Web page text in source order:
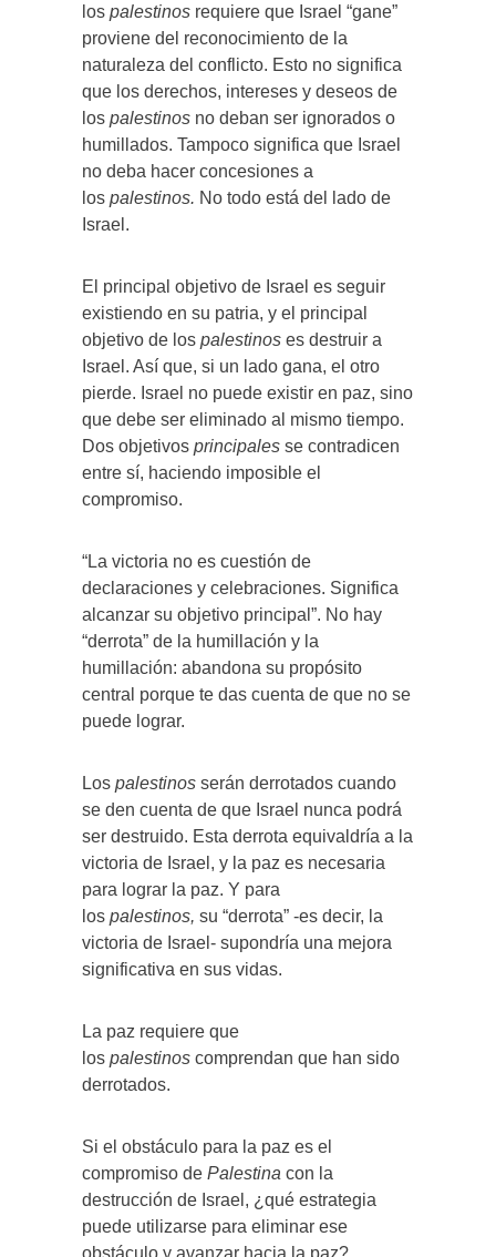
los palestinos requiere que Israel “gane”
proviene del reconocimiento de la
naturaleza del conflicto. Esto no significa
que los derechos, intereses y deseos de
los palestinos no deban ser ignorados o
humillados. Tampoco significa que Israel
no deba hacer concesiones a
los palestinos. No todo está del lado de
Israel.
El principal objetivo de Israel es seguir
existiendo en su patria, y el principal
objetivo de los palestinos es destruir a
Israel. Así que, si un lado gana, el otro
pierde. Israel no puede existir en paz, sino
que debe ser eliminado al mismo tiempo.
Dos objetivos principales se contradicen
entre sí, haciendo imposible el
compromiso.
“La victoria no es cuestión de
declaraciones y celebraciones. Significa
alcanzar su objetivo principal”. No hay
“derrota” de la humillación y la
humillación: abandona su propósito
central porque te das cuenta de que no se
puede lograr.
Los palestinos serán derrotados cuando
se den cuenta de que Israel nunca podrá
ser destruido. Esta derrota equivaldría a la
victoria de Israel, y la paz es necesaria
para lograr la paz. Y para
los palestinos, su “derrota” -es decir, la
victoria de Israel- supondría una mejora
significativa en sus vidas.
La paz requiere que
los palestinos comprendan que han sido
derrotados.
Si el obstáculo para la paz es el
compromiso de Palestina con la
destrucción de Israel, ¿qué estrategia
puede utilizarse para eliminar ese
obstáculo y avanzar hacia la paz?